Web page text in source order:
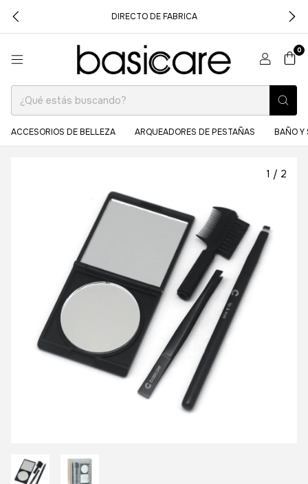
DIRECTO DE FABRICA
0
ACCESORIOS DE BELLEZA ARQUEADORES DE PESTAÑAS BAÑO Y
1 / 2